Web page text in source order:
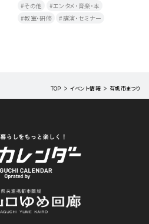
その他
エンタメ・音楽・本
教室・研修
講演・セミナー
TOP イベント情報 有帆市まつり